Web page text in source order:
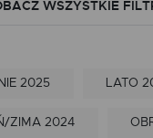
WSZYSTKIE
2025 LATO
ZIMA 2024